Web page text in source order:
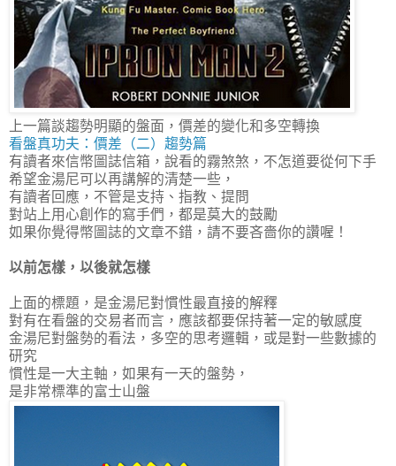
上一篇談趨勢明顯的盤面，價差的變化和多空轉換
看盤真功夫：價差（二）趨勢篇
有讀者來信幣圖誌信箱，說看的霧煞煞，不怎道要從何下手
希望金湯尼可以再講解的清楚一些，
有讀者回應，不管是支持、指教、提問
對站上用心創作的寫手們，都是莫大的鼓勵
如果你覺得幣圖誌的文章不錯，請不要吝嗇你的讚喔！
以前怎樣，以後就怎樣
上面的標題，是金湯尼對慣性最直接的解釋
對有在看盤的交易者而言，應該都要保持著一定的敏感度
金湯尼對盤勢的看法，多空的思考邏輯，或是對一些數據的
研究
慣性是一大主軸，如果有一天的盤勢，
是非常標準的富士山盤